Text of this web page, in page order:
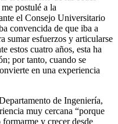
postulé a la
el Consejo Universitario
convencida de que iba a
sumar esfuerzos y articularse
estos cuatro años, esta ha
por tanto, cuando se
en una experiencia
de Ingeniería,
muy cercana “porque
y crecer desde